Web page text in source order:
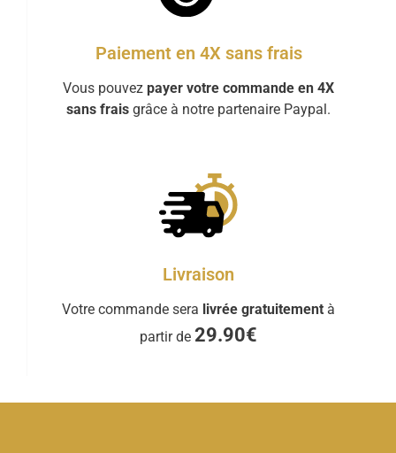
Paiement en 4X sans frais
Vous pouvez payer votre commande en 4X
sans frais grâce à notre partenaire Paypal.
Livraison
Votre commande sera livrée gratuitement à
partir de 29.90€